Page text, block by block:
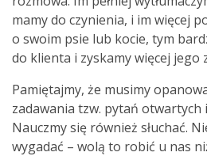
mamy do czynienia, i im więcej
o swoim psie lub kocie, tym
do klienta i zyskamy więcej jego
Pamiętajmy, że musimy
zadawania tzw. pytań otwartych
Nauczmy się również słuchać.
wygadać – wolą to robić u nas